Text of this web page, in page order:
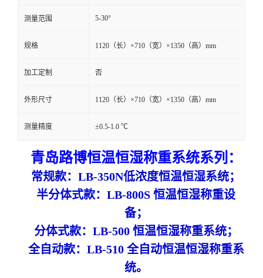
测量范围 5-30°
规格 1120（长）×710（宽）×1350（高）mm
加工定制 否
外形尺寸 1120（长）×710（宽）×1350（高）mm
测量精度 ±0.5-1.0 ℃
青岛路博恒温恒湿称重系统系列：
常规款： LB-350N低浓度恒温恒湿系统；
半分体式款： LB-800S 恒温恒湿称重设
备；
分体式款： LB-500 恒温恒湿称重系统；
全自动款： LB-510 全自动恒温恒湿称重系
统。